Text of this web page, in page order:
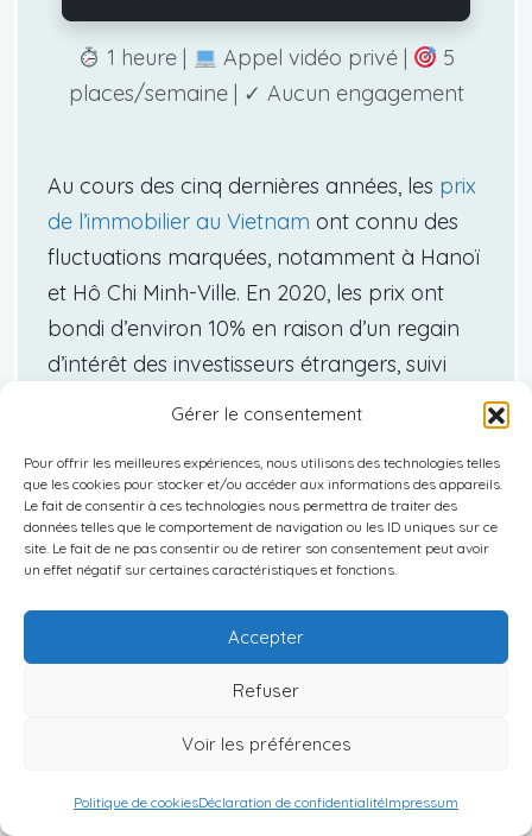
Gérer le consentement
Pour offrir les meilleures expériences, nous utilisons des technologies telles
que les cookies pour stocker et/ou accéder aux informations des appareils.
Le fait de consentir à ces technologies nous permettra de traiter des
données telles que le comportement de navigation ou les ID uniques sur ce
site. Le fait de ne pas consentir ou de retirer son consentement peut avoir
un effet négatif sur certaines caractéristiques et fonctions.
Accepter
Refuser
Voir les préférences
Politique de cookiesDéclaration de confidentialitéImpressum
1 heure | Appel vidéo privé |
5
places/semaine | ✓ Aucun engagement
Au cours des cinq dernières années, les prix
de l’immobilier au Vietnam ont connu des
fluctuations marquées, notamment à Hanoï
et Hô Chi Minh-Ville. En 2020, les prix ont
bondi d’environ 10% en raison d’un regain
d’intérêt des investisseurs étrangers, suivi
récentes politiques économiques, comme
l’accélération des infrastructures et
l’assouplissement des régulations pour les
acheteurs étrangers, ont contribué à une
hausse des prix de 15% en 2022. Toutefois,
les variations des taux d’intérêt ont modéré
cette augmentation en 2023.
comme Bangkok et Jakarta ont enregistré
des tendances parallèles, bien que souvent